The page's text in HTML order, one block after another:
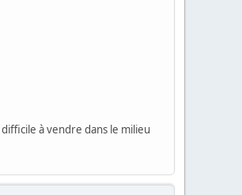
à vendre dans le milieu